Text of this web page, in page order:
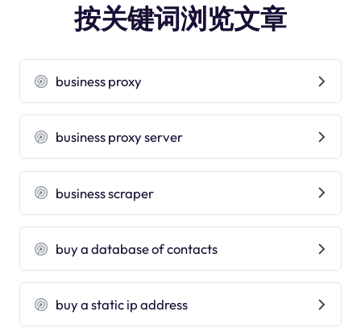
按关键词浏览文章
business proxy
business proxy server
business scraper
buy a database of contacts
buy a static ip address